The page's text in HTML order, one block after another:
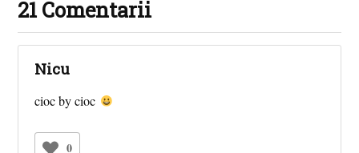
21 Comentarii
Nicu
cioc by cioc
0